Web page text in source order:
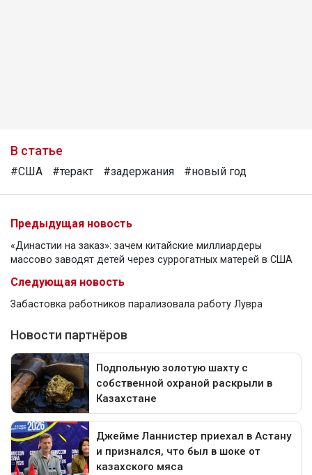
В статье
#США #теракт #задержания #новый год
Предыдущая новость
«Династии на заказ»: зачем китайские миллиардеры
массово заводят детей через суррогатных матерей в США
Следующая новость
Забастовка работников парализовала работу Лувра